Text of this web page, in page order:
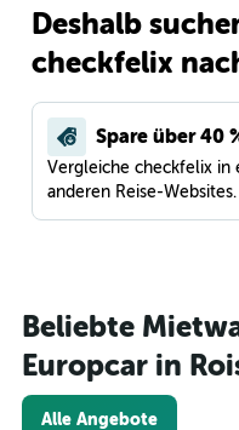
Deshalb
checkfelix
Spare über 40
Vergleiche checkfelix in
anderen Reise-Websites.
Beliebte
Europcar in
Alle Angebote